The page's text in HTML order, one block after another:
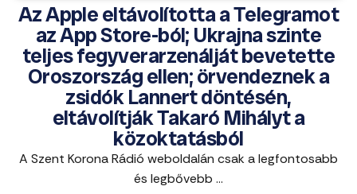
Az Apple eltávolította a Telegramot
az App Store-ból; Ukrajna szinte
teljes fegyverarzenálját bevetette
Oroszország ellen; örvendeznek a
zsidók Lannert döntésén,
eltávolítják Takaró Mihályt a
közoktatásból
A Szent Korona Rádió weboldalán csak a legfontosabb
és legbővebb ...